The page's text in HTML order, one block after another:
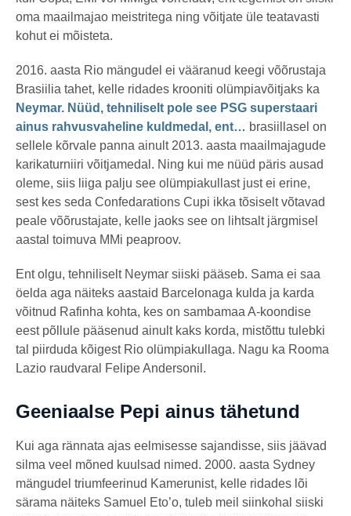
oma maailmajao meistritega ning võitjate üle teatavasti
kohut ei mõisteta.
2016. aasta Rio mängudel ei vääranud keegi võõrustaja
Brasiilia tahet, kelle ridades krooniti olümpiavõitjaks ka
Neymar. Nüüd, tehniliselt pole see PSG superstaari
ainus rahvusvaheline kuldmedal, ent… brasiillasel on
sellele kõrvale panna ainult 2013. aasta maailmajagude
karikaturniiri võitjamedal. Ning kui me nüüd päris ausad
oleme, siis liiga palju see olümpiakullast just ei erine,
sest kes seda Confedarations Cupi ikka tõsiselt võtavad
peale võõrustajate, kelle jaoks see on lihtsalt järgmisel
aastal toimuva MMi peaproov.
Ent olgu, tehniliselt Neymar siiski pääseb. Sama ei saa
öelda aga näiteks aastaid Barcelonaga kulda ja karda
võitnud Rafinha kohta, kes on sambamaa A-koondise
eest põllule pääsenud ainult kaks korda, mistõttu tulebki
tal piirduda kõigest Rio olümpiakullaga. Nagu ka Rooma
Lazio raudvaral Felipe Andersonil.
Geeniaalse Pepi ainus tähetund
Kui aga rännata ajas eelmisesse sajandisse, siis jäävad
silma veel mõned kuulsad nimed. 2000. aasta Sydney
mängudel triumfeerinud Kamerunist, kelle ridades lõi
särama näiteks Samuel Eto’o, tuleb meil siinkohal siiski